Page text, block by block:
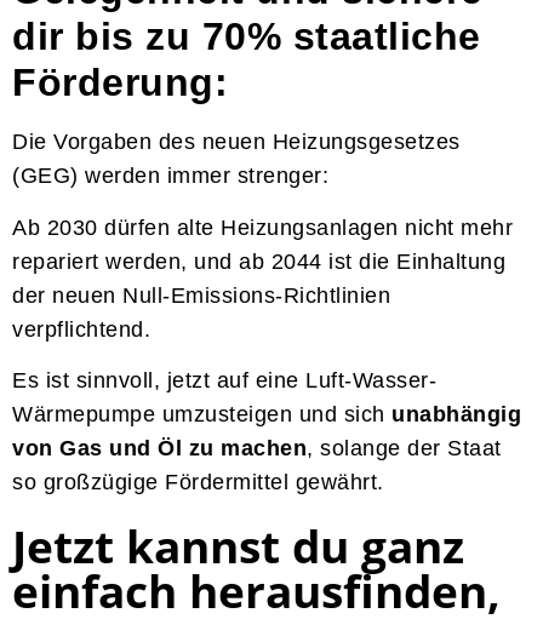
dir bis zu 70% staatliche
Förderung:
Die Vorgaben des neuen Heizungsgesetzes
(GEG) werden immer strenger:
Ab 2030 dürfen alte Heizungsanlagen nicht mehr
repariert werden, und ab 2044 ist die Einhaltung
der neuen Null-Emissions-Richtlinien
verpflichtend.
Es ist sinnvoll, jetzt auf eine Luft-Wasser-
Wärmepumpe umzusteigen und sich unabhängig
von Gas und Öl zu machen, solange der Staat
so großzügige Fördermittel gewährt.
Jetzt kannst du ganz
einfach herausfinden,